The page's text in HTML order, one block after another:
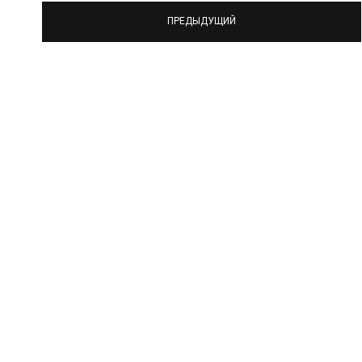
ПРЕДЫДУЩИЙ